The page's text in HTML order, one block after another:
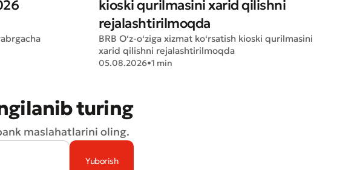
kioski qurilmasini xarid qilishni
rejalashtirilmoqda
BRB O‘z-o‘ziga xizmat ko‘rsatish kioski qurilmasini
xarid qilishni rejalashtirilmoqda
05.08.2026•1 min
turing
maslahatlarini oling.